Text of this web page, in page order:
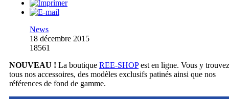
News
18 décembre 2015
18561
NOUVEAU ! La boutique REE-SHOPest en ligne. Vous y trouvez
tous nos accessoires, des modèles exclusifs patinés ainsi que nos
références de fond de gamme.